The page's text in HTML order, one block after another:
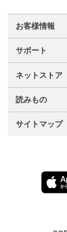
お客様情報
サポート
ネットストア
読みもの
サイトマップ